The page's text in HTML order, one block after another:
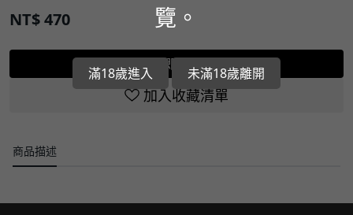
NT$470
立即選購
加入收藏清單
商品描述
覽。
滿18歲進入 未滿18歲離開